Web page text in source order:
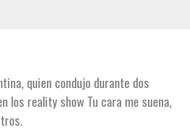
quien condujo durante dos
los reality show Tu cara me suena,